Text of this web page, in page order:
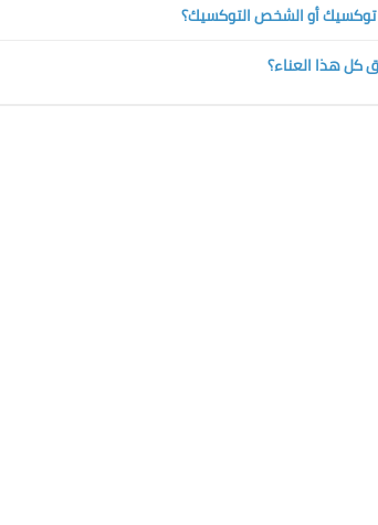
أو الشخص التوكسيك؟
كل هذا العناء؟